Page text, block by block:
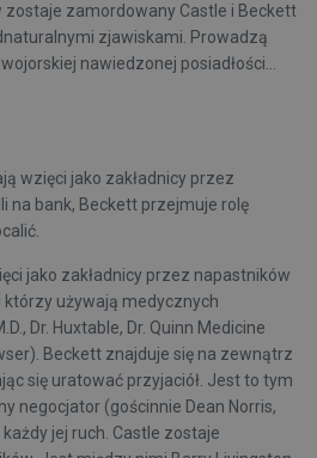
zostaje zamordowany Castle i Beckett
zjawiskami. Prowadzą
nawiedzonej posiadłości...
wzięci jako zakładnicy przez
na bank, Beckett przejmuje rolę
jako zakładnicy przez napastników
używają medycznych
Dr. Huxtable, Dr. Quinn Medicine
Beckett znajduje się na zewnątrz
się uratować przyjaciół. Jest to tym
negocjator (gościnnie Dean Norris,
jej ruch. Castle zostaje